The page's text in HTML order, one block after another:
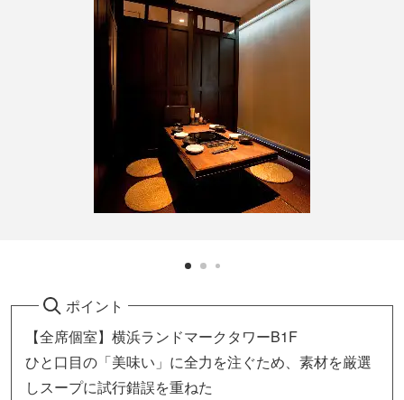
ポイント
【全席個室】横浜ランドマークタワーB1F
ひと口目の「美味い」に全力を注ぐため、素材を厳選
しスープに試行錯誤を重ねた